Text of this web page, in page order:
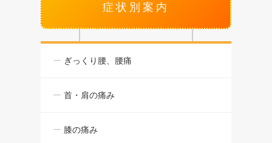
症状別案内
ぎっくり腰、腰痛
首・肩の痛み
膝の痛み